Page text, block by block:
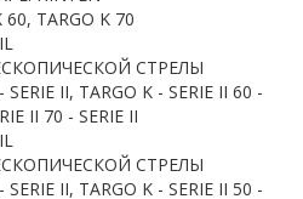
60, TARGO K 70
СТРЕЛЫ
SERIE II, TARGO K - SERIE II 60 -
II 70 - SERIE II
СТРЕЛЫ
SERIE II, TARGO K - SERIE II 50 -